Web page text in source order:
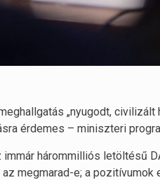
„nyugodt, civilizált
érdemes – miniszteri
hárommilliós letöltésű
megmarad-e; a